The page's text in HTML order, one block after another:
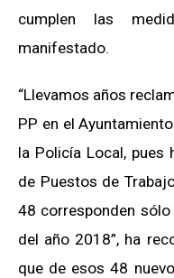
cumplen las
manifestado.
“Llevamos años
PP en el
la Policía Local, pues
de Puestos de
48 corresponden
del año 2018”, ha
que de esos 48